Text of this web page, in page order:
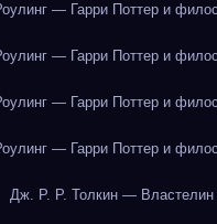
— Гарри Поттер и
— Гарри Поттер и
— Гарри Поттер и
— Гарри Поттер и
Дж. Р. Р. Толкин — Властелин